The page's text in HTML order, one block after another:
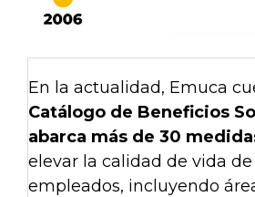
En la actualidad, Emuca
Catálogo de Beneficios
abarca más de 30
elevar la calidad de vida
empleados, incluyendo